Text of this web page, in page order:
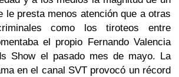
le presta menos atención que a otras
como los tiroteos entre
el propio Fernando Valencia
Show el pasado mes de mayo. La
en el canal SVT provocó un récord